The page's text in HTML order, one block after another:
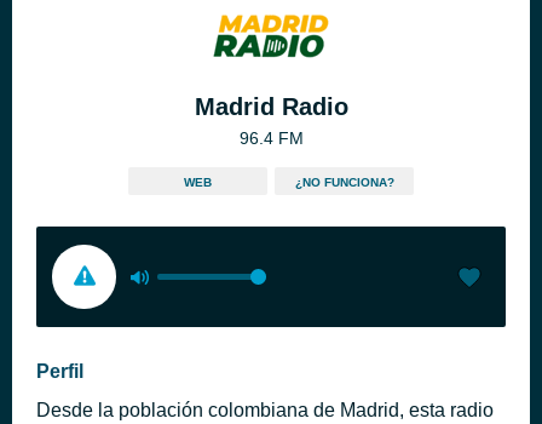
Madrid Radio
96.4 FM
WEB ¿NO FUNCIONA?
Perfil
Desde la población colombiana de Madrid, esta radio